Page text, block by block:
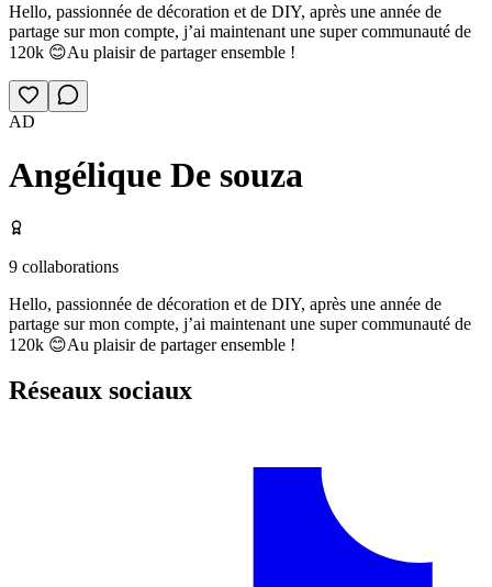
Hello, passionnée de décoration et de DIY, après une année de
partage sur mon compte, j’ai maintenant une super communauté de
120k 😊Au plaisir de partager ensemble !
AD
Angélique De souza
9 collaborations
Hello, passionnée de décoration et de DIY, après une année de
partage sur mon compte, j’ai maintenant une super communauté de
120k 😊Au plaisir de partager ensemble !
Réseaux sociaux